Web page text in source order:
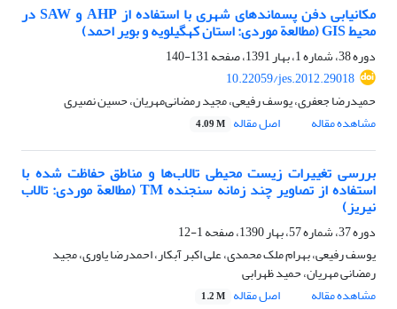
مکانیابی دفن پسماند‌های شهری با استفاده از AHP و SAW در
محیط GIS (مطالعة موردی: استان کهگیلویه و بویر احمد)
دوره 38، شماره 1، بهار 1391، صفحه
131-140
10.22059/jes.2012.29018
حمیدرضا جعفری، یوسف رفیعی، مجید رمضانی‌مهریان، حسین نصیری
مشاهده مقاله
اصل مقاله 4.09 M
بررسی تغییرات زیست محیطی تالاب‌ها و مناطق حفاظت شده با
استفاده از تصاویر چند زمانه سنجنده TM (مطالعة موردی: تالاب
نیریز)
دوره 37، شماره 57، بهار 1390، صفحه
1-12
یوسف رفیعی، بهرام ملک محمدی، علی اکبر آبکار، احمدرضا یاوری، مجید
رمضانی مهریان، حمید ظهرابی
مشاهده مقاله
اصل مقاله 1.2 M